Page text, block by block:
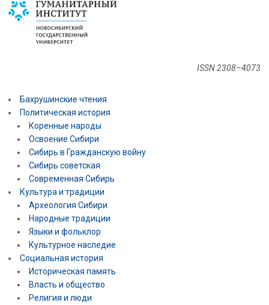
ISSN 2308–4073
Бахрушинские чтения
Политическая история
Коренные народы
Освоение Сибири
Сибирь в Гражданскую войну
Сибирь советская
Современная Сибирь
Культура и традиции
Археология Сибири
Народные традиции
Языки и фольклор
Культурное наследие
Социальная история
Историческая память
Власть и общество
Религия и люди